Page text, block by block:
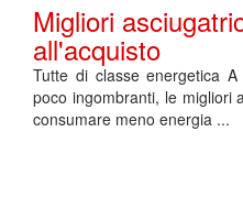
Migliori
all'acquisto
Tutte di classe energetica
poco ingombranti, le migliori
consumare meno energia ...